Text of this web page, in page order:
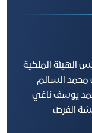
الهيئة الملكية
محمد السالم
يوسف ناغي
الفرص